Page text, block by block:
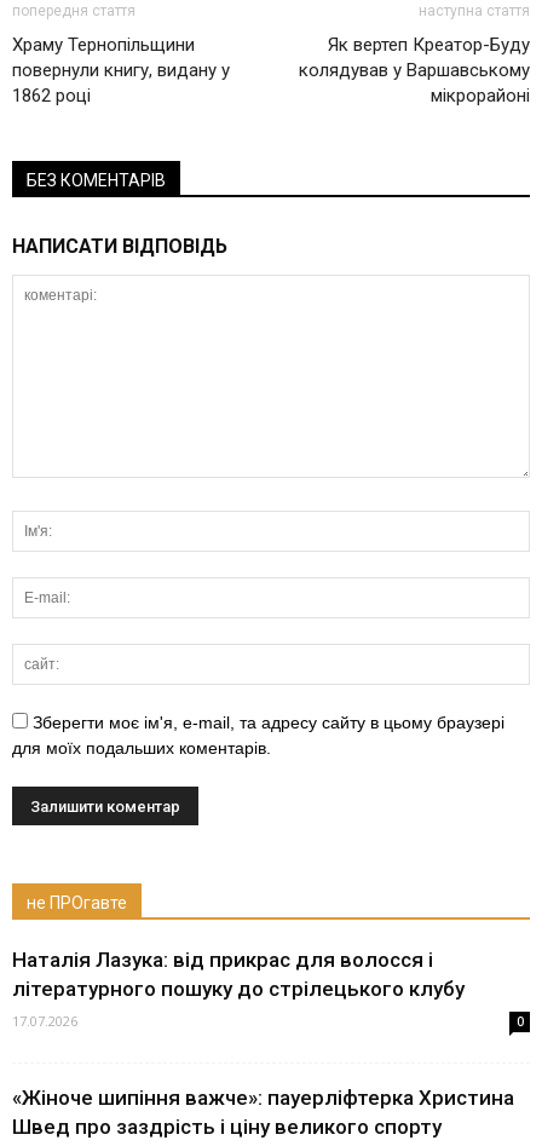
попередня стаття
Храму Тернопільщини
повернули книгу, видану у
1862 році
наступна стаття
Як вертеп Креатор-Буду
колядував у Варшавському
мікрорайоні
БЕЗ КОМЕНТАРІВ
НАПИСАТИ ВІДПОВІДЬ
Зберегти моє ім'я, e-mail, та адресу сайту в цьому браузері
для моїх подальших коментарів.
не ПРОгавте
Наталія Лазука: від прикрас для волосся і
літературного пошуку до стрілецького клубу
17.07.2026 0
«Жіноче шипіння важче»: пауерліфтерка Христина
Швед про заздрість і ціну великого спорту